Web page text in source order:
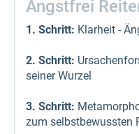
Angstfrei
1. Schritt: Klarheit -
2. Schritt:
seiner Wurzel
3. Schritt:
zum selbstbewussten